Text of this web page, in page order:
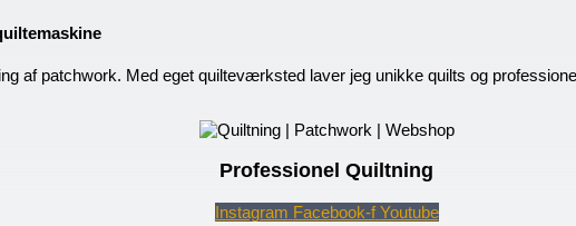
af patchwork. Med eget quilteværksted laver jeg unikke quilts og
Professionel Quiltning
Instagram Facebook-f Youtube